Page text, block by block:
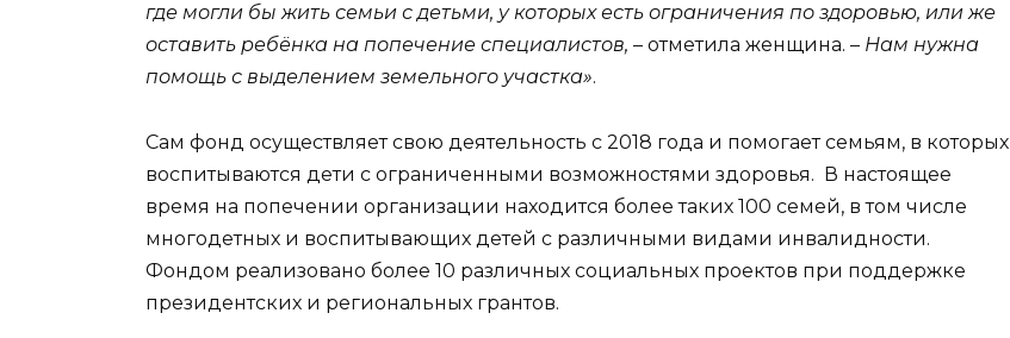
где могли бы жить семьи с детьми, у которых есть ограничения по здоровью, или же
оставить ребёнка на попечение специалистов, – отметила женщина. – Нам нужна
помощь с выделением земельного участка».
Сам фонд осуществляет свою деятельность с 2018 года и помогает семьям, в которых
воспитываются дети с ограниченными возможностями здоровья. В настоящее
время на попечении организации находится более таких 100 семей, в том числе
многодетных и воспитывающих детей с различными видами инвалидности.
Фондом реализовано более 10 различных социальных проектов при поддержке
президентских и региональных грантов.